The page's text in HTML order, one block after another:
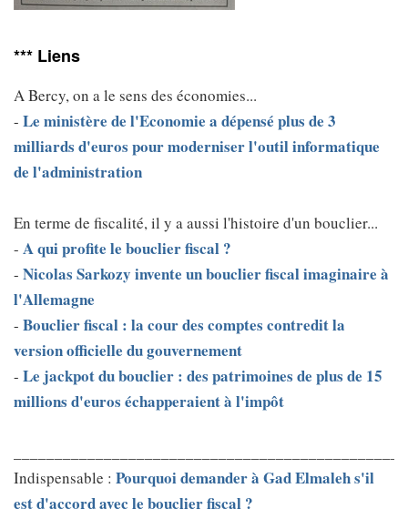
*** Liens
A Bercy, on a le sens des économies...
- Le ministère de l'Economie a dépensé plus de 3
milliards d'euros pour moderniser l'outil informatique
de l'administration
En terme de fiscalité, il y a aussi l'histoire d'un bouclier...
- A qui profite le bouclier fiscal ?
- Nicolas Sarkozy invente un bouclier fiscal imaginaire à
l'Allemagne
- Bouclier fiscal : la cour des comptes contredit la
version officielle du gouvernement
- Le jackpot du bouclier : des patrimoines de plus de 15
millions d'euros échapperaient à l'impôt
Indispensable : Pourquoi demander à Gad Elmaleh s'il
est d'accord avec le bouclier fiscal ?